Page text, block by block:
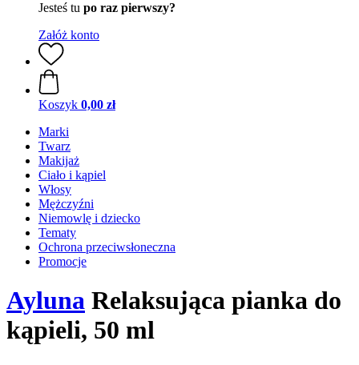
Jesteś tu po raz pierwszy?
Załóż konto
Koszyk 0,00 zł
Marki
Twarz
Makijaż
Ciało i kąpiel
Włosy
Mężczyźni
Niemowlę i dziecko
Tematy
Ochrona przeciwsłoneczna
Promocje
Ayluna Relaksująca pianka do
kąpieli, 50 ml